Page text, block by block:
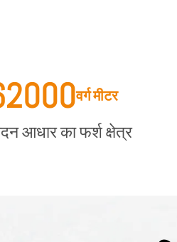
वर्ग मीटर
आधार का फर्श क्षेत्र